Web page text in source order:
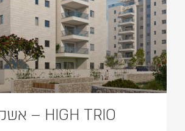
HIGH TRIO – אשקלון